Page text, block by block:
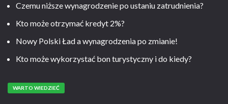
Czemu niższe wynagrodzenie po ustaniu zatrudnienia?
Kto może otrzymać kredyt 2%?
Nowy Polski Ład a wynagrodzenia po zmianie!
Kto może wykorzystać bon turystyczny i do kiedy?
WARTO WIEDZIEĆ